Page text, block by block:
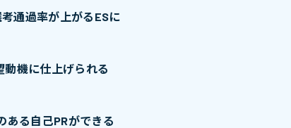
通過率が上がるESに
動機に仕上げられる
ある自己PRができる